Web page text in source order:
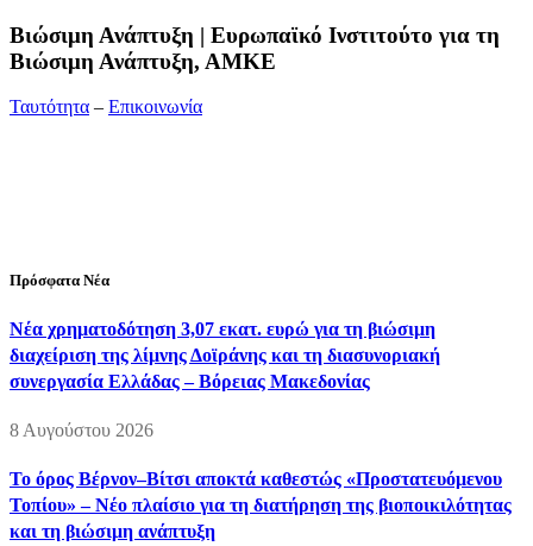
Bιώσιμη Ανάπτυξη | Ευρωπαϊκό Ινστιτούτο για τη
Βιώσιμη Ανάπτυξη, ΑΜΚΕ
Ταυτότητα – Επικοινωνία
Πρόσφατα Νέα
Νέα χρηματοδότηση 3,07 εκατ. ευρώ για τη βιώσιμη
διαχείριση της λίμνης Δοϊράνης και τη διασυνοριακή
συνεργασία Ελλάδας – Βόρειας Μακεδονίας
8 Αυγούστου 2026
Το όρος Βέρνον–Βίτσι αποκτά καθεστώς «Προστατευόμενου
Τοπίου» – Νέο πλαίσιο για τη διατήρηση της βιοποικιλότητας
και τη βιώσιμη ανάπτυξη